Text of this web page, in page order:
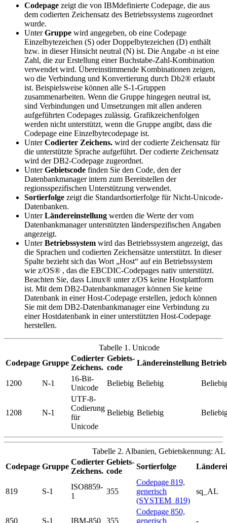
Codepage zeigt die von IBMdefinierte Codepage, die aus
dem codierten Zeichensatz des Betriebssystems zugeordnet
wurde.
UnterGruppe wird angegeben, ob eine Codepage
Einzelbytezeichen (S) oder Doppelbytezeichen (D) enthält
bzw. in dieser Hinsicht neutral (N) ist. Die Angabe -n ist eine
Zahl, die zur Erstellung einer Buchstabe-Zahl-Kombination
verwendet wird. Übereinstimmende Kombinationen zeigen,
wo die Verbindung und Konvertierung durch Db2® erlaubt
ist. Beispielsweise können alle S-1-Gruppen
zusammenarbeiten. Wenn die Gruppe hingegen neutral ist,
sind Verbindungen und Umsetzungen mit allen anderen
aufgeführten Codepages zulässig. Grafikzeichenfolgen
werden nicht unterstützt, wenn die Gruppe angibt, dass die
Codepage eine Einzelbytecodepage ist.
UnterCodierter Zeichens. wird der codierte Zeichensatz für
die unterstützte Sprache aufgeführt. Der codierte Zeichensatz
wird derDB2-Codepage zugeordnet.
UnterGebietscode finden Sie den Code, den der
Datenbankmanager intern zum Bereitstellen der
regionsspezifischen Unterstützung verwendet.
Sortierfolge zeigt die Standardsortierfolge für Nicht-Unicode-
Datenbanken.
UnterLändereinstellung werden die Werte der vom
Datenbankmanager unterstützten länderspezifischen Angaben
angezeigt.
UnterBetriebssystem wird das Betriebssystem angezeigt, das
die Sprachen und codierten Zeichensätze unterstützt. In dieser
Spalte bezieht sich das Wort
Host
auf ein Betriebssystem
wie z/OS® , das die EBCDIC-Codepages nativ unterstützt.
Beachten Sie, dass Linux® unter z/OS keine Hostplattform
ist. Mit dem DB2-Datenbankmanager können Sie keine
Datenbank in einer Host-Codepage erstellen, jedoch können
Sie mit dem DB2-Datenbankmanager eine Verbindung zu
einer Hostdatenbank in einer unterstützten Host-Codepage
herstellen.
Tabelle 1. Unicode
Codepage Gruppe
Codierter
Zeichens.
Gebiets-
code
Ländereinstellung
1200 N-1
16-Bit-
Unicode
Beliebig Beliebig
1208 N-1
UTF-8-
Codierung
für
Unicode
Beliebig Beliebig
Tabelle 2. Albanien, Gebietskennung: AL
Codepage Gruppe
Codierter
Zeichens.
Gebiets-
code
Sortierfolge
819 S-1
ISO8859-
1
355
Codepage 819,
generisch
(SYSTEM_819)
sq_AL
850 S-1 IBM-850 355
Codepage 850,
generisch
-